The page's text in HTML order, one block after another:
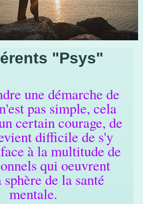
"Psys"
une démarche de
pas simple, cela
certain courage, de
difficile de s'y
à la multitude de
qui oeuvrent
sphère de la santé
mentale.